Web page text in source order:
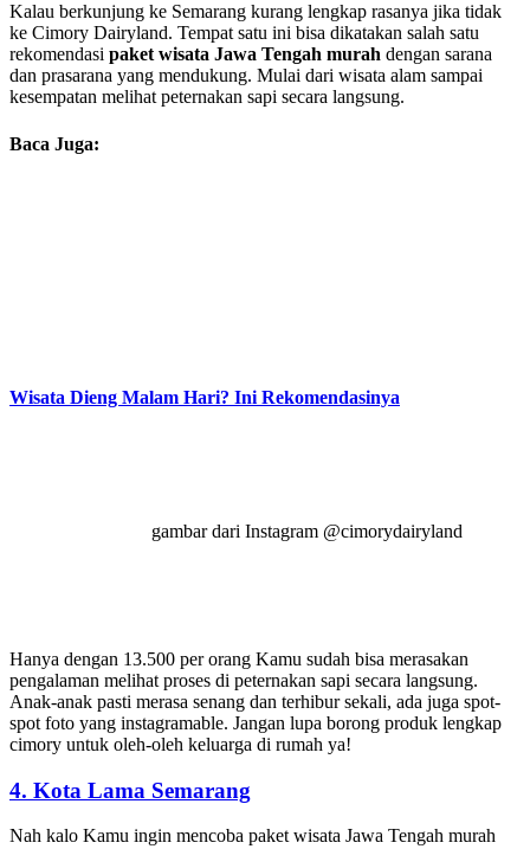
Kalau berkunjung ke Semarang kurang lengkap rasanya jika tidak
ke Cimory Dairyland. Tempat satu ini bisa dikatakan salah satu
rekomendasi paket wisata Jawa Tengah murah dengan sarana
dan prasarana yang mendukung. Mulai dari wisata alam sampai
kesempatan melihat peternakan sapi secara langsung.
Baca Juga:
Wisata Dieng Malam Hari? Ini Rekomendasinya
gambar dari Instagram @cimorydairyland
Hanya dengan 13.500 per orang Kamu sudah bisa merasakan
pengalaman melihat proses di peternakan sapi secara langsung.
Anak-anak pasti merasa senang dan terhibur sekali, ada juga spot-
spot foto yang instagramable. Jangan lupa borong produk lengkap
cimory untuk oleh-oleh keluarga di rumah ya!
4. Kota Lama Semarang
Nah kalo Kamu ingin mencoba paket wisata Jawa Tengah murah